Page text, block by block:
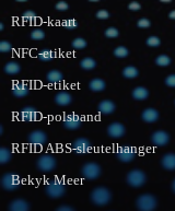
RFID-kaart
NFC-etiket
RFID-etiket
RFID-polsband
RFID ABS-sleutelhanger
Bekyk Meer